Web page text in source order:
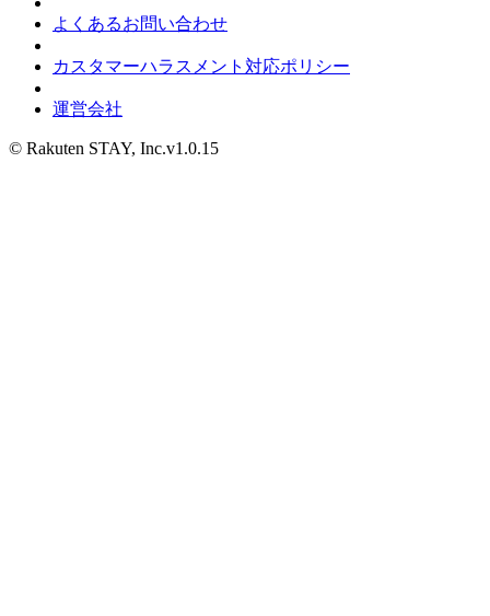
よくあるお問い合わせ
カスタマーハラスメント対応ポリシー
運営会社
© Rakuten STAY, Inc.v1.0.15